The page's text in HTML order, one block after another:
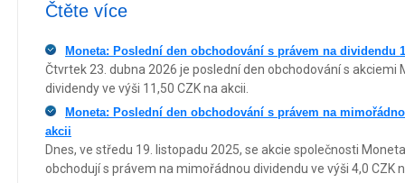
Čtěte více
Moneta: Poslední den obchodování s právem na dividendu
Čtvrtek 23. dubna 2026 je poslední den obchodování s akciemi
dividendy ve výši 11,50 CZK na akcii.
Moneta: Poslední den obchodování s právem na
akcii
Dnes, ve středu 19. listopadu 2025, se akcie společnosti
obchodují s právem na mimořádnou dividendu ve výši 4,0 CZK